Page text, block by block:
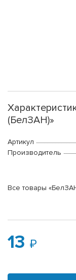
(БелЗАН)»
Артикул
Производитель
Все товары
13